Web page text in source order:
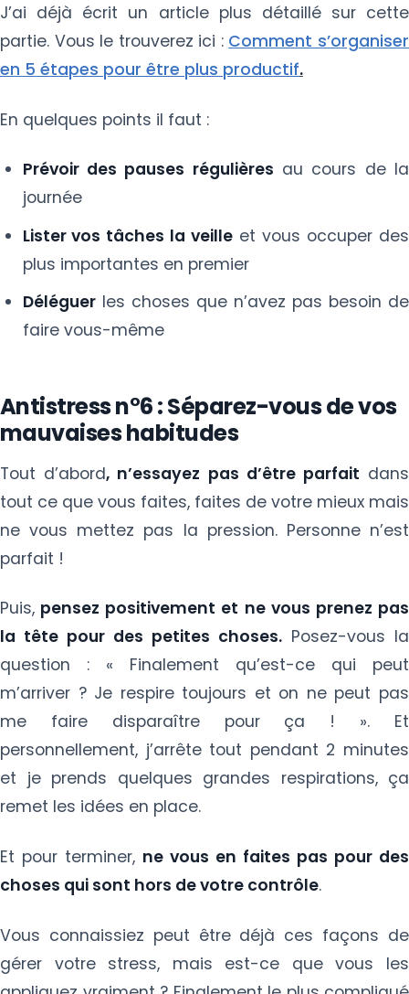
J’ai déjà écrit un article plus détaillé sur cette
partie. Vous le trouverez ici : Comment s’organiser
en 5 étapes pour être plus productif.
En quelques points il faut :
Prévoir des pauses régulières au cours de la
journée
Lister vos tâches la veille et vous occuper des
plus importantes en premier
Déléguerles choses que n’avez pas besoin de
faire vous-même
Antistress n°6 : Séparez-vous de vos
mauvaises habitudes
Tout d’abord, n’essayez pas d’être parfait dans
tout ce que vous faites, faites de votre mieux mais
ne vous mettez pas la pression. Personne n’est
parfait !
Puis, pensez positivement et ne vous prenez pas
la tête pour des petites choses. Posez-vous la
question : « Finalement qu’est-ce qui peut
m’arriver ? Je respire toujours et on ne peut pas
me faire disparaître pour ça ! ». Et
personnellement, j’arrête tout pendant 2 minutes
et je prends quelques grandes respirations, ça
remet les idées en place.
Et pour terminer, ne vous en faites pas pour des
choses qui sont hors de votre contrôle.
Vous connaissiez peut être déjà ces façons de
gérer votre stress, mais est-ce que vous les